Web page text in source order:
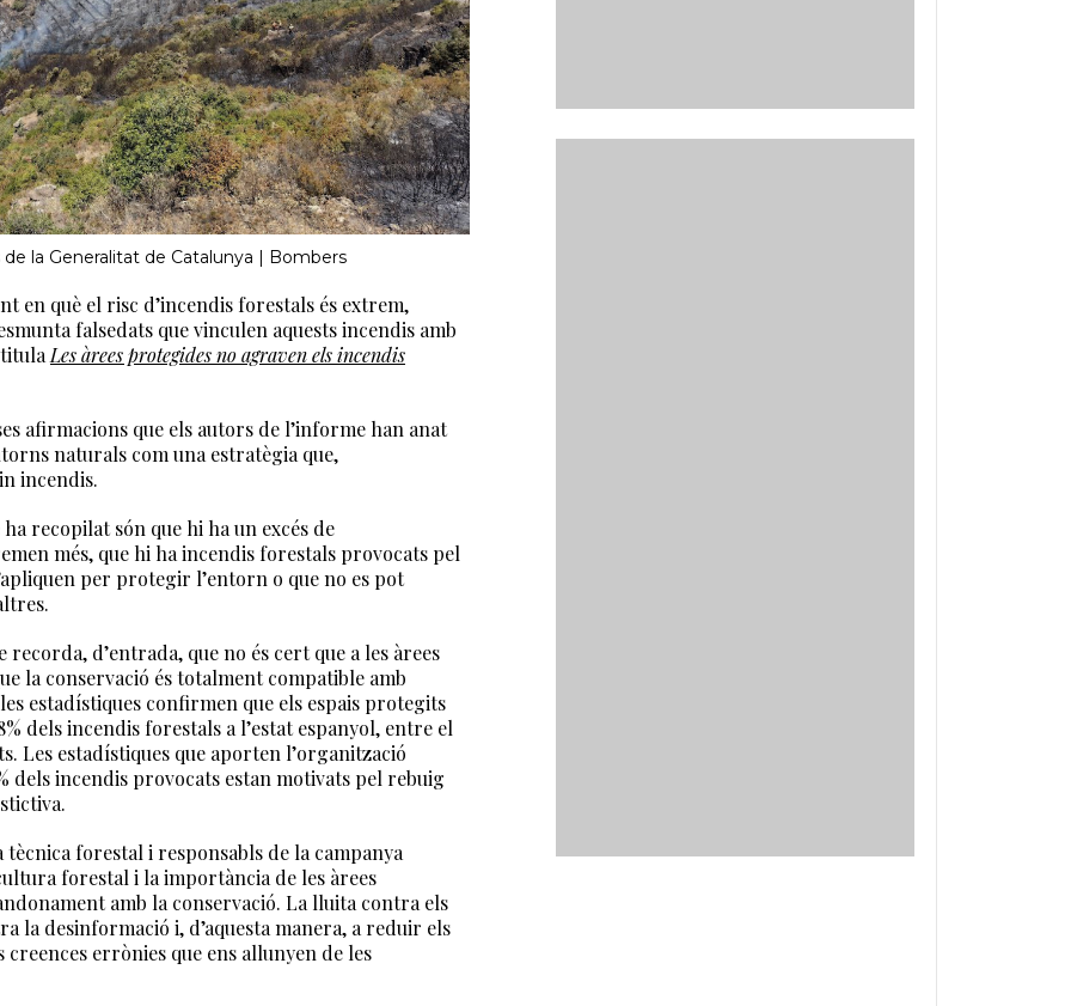
la Generalitat de Catalunya | Bombers
en què el risc d’incendis forestals és extrem,
falsedats que vinculen aquests incendis amb
Les àrees protegides no agraven els incendis
afirmacions que els autors de l’informe han anat
naturals com una estratègia que,
incendis.
recopilat són que hi ha un excés de
més, que hi ha incendis forestals provocats pel
per protegir l’entorn o que no es pot
d’entrada, que no és cert que a les àrees
la conservació és totalment compatible amb
estadístiques confirmen que els espais protegits
dels incendis forestals a l’estat espanyol, entre el
Les estadístiques que aporten l’organització
dels incendis provocats estan motivats pel rebuig
forestal i responsabls de la campanya
forestal i la importància de les àrees
amb la conservació. La lluita contra els
la desinformació i, d’aquesta manera, a reduir els
creences errònies que ens allunyen de les